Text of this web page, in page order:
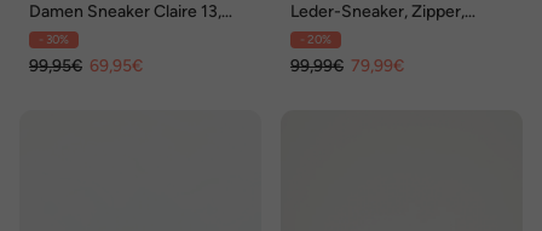
Damen Sneaker Claire 13,
hibiscus
- 30%
99,95€ 69,95€
Leder-Sneaker, Zipper,
Wechselfußbett, Weite H
- 20%
99,99€ 79,99€